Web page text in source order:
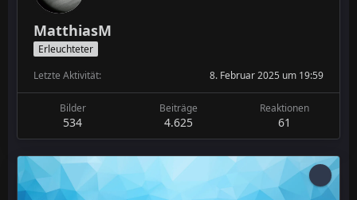
MatthiasM
Erleuchteter
Letzte Aktivität
8. Februar 2025 um 19:59
Bilder
534
Beiträge
4.625
Reaktionen
61